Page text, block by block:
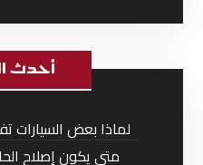
أحدث
لماذا بعض السيارات
متى يكون إصلاح